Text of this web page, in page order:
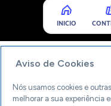
INICIO
Aviso de Cookies
Nós usamos cookies e
melhorar a sua experiência